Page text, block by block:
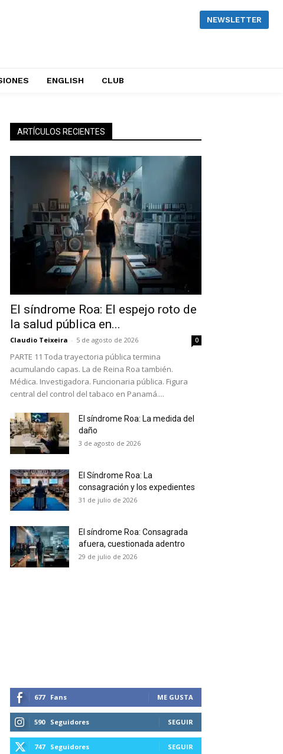
las últimas
diario y recibe todas las
de daños en tu correo
and receive all the news
reduction in your email.
NEWSLETTER
ENGLISH CLUB
ARTÍCULOS RECIENTES
El síndrome Roa: El espejo roto de
la salud pública en...
Claudio Teixeira - 5 de agosto de 2026 0
PARTE 11 Toda trayectoria pública termina
acumulando capas. La de Reina Roa también.
Médica. Investigadora. Funcionaria pública. Figura
central del control del tabaco en Panamá....
El síndrome Roa: La medida del
daño
3 de agosto de 2026
El Síndrome Roa: La
consagración y los expedientes
31 de julio de 2026
El síndrome Roa: Consagrada
afuera, cuestionada adentro
29 de julio de 2026
677 Fans ME GUSTA
590 Seguidores SEGUIR
747 Seguidores SEGUIR